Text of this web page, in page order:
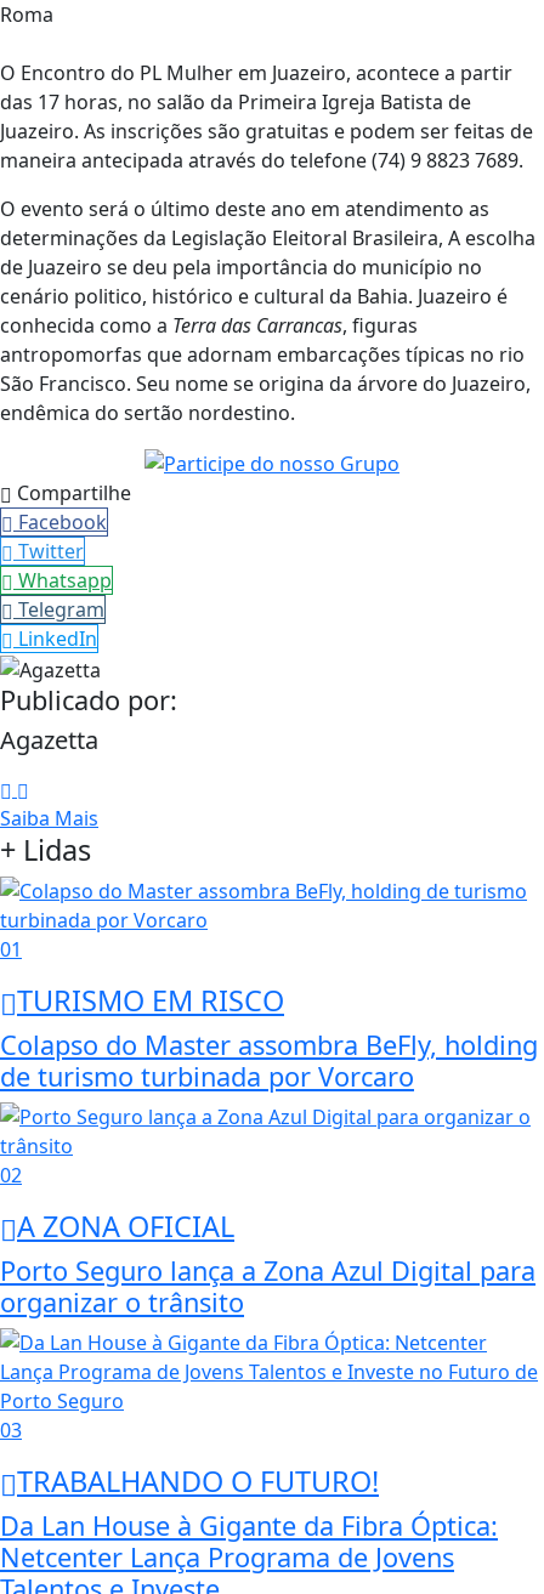
O Encontro do PL Mulher em Juazeiro, acontece a partir
das 17 horas, no salão da Primeira Igreja Batista de
Juazeiro. As inscrições são gratuitas e podem ser feitas de
maneira antecipada através do telefone (74) 9 8823 7689.
O evento será o último deste ano em atendimento as
determinações da Legislação Eleitoral Brasileira, A escolha
de Juazeiro se deu pela importância do município no
cenário politico, histórico e cultural da Bahia. Juazeiro é
conhecida como a Terra das Carrancas, figuras
antropomorfas que adornam embarcações típicas no rio
São Francisco. Seu nome se origina da árvore do Juazeiro,
endêmica do sertão nordestino.
Compartilhe
Facebook
Twitter
Whatsapp
Telegram
LinkedIn
Publicado por:
Agazetta
Saiba Mais
+ Lidas
01
TURISMO EM RISCO
Colapso do Master assombra BeFly, holding
de turismo turbinada por Vorcaro
02
A ZONA OFICIAL
Porto Seguro lança a Zona Azul Digital para
organizar o trânsito
03
TRABALHANDO O FUTURO!
Da Lan House à Gigante da Fibra Óptica:
Netcenter Lança Programa de Jovens